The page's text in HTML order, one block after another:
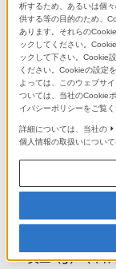
本体内充電
● (USB Type-C
USB給電
● (USB Type-C
質量
質量(g)(バッテ
約695 g
質量（g）（本体
析するため、あるいは個
供する等の目的のため、
あります。それらの
ックしてください。
ックして下さい。Cookie
ください。Cookieの設定
よっては、このウェブサ
ついては、当社のCookie
イバシーポリシーをご覧く
詳細については、当社の
個人情報の取扱いについて